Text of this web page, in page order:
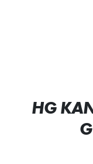
HG